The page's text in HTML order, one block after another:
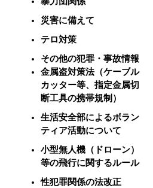
災害に備えて
テロ対策
その他の犯罪・事故情報
金属盗対策法（ケーブル
カッター等、指定金属切
断工具の携帯規制）
生活安全部によるボラン
ティア活動について
小型無人機（ドローン）
等の飛行に関するルール
性犯罪関係の法改正